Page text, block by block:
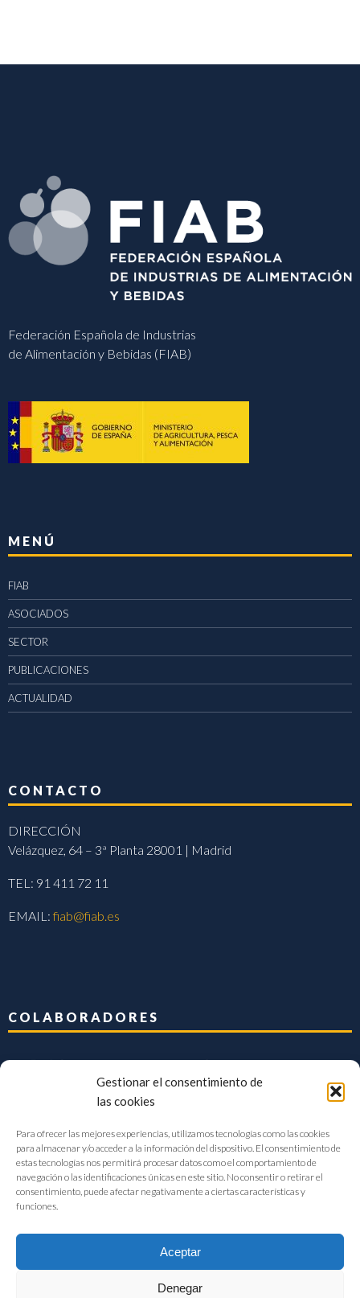
Gestionar el consentimiento de
las cookies
Para ofrecer las mejores experiencias, utilizamos tecnologías como las cookies
para almacenar y/o acceder a la información del dispositivo. El consentimiento de
estas tecnologías nos permitirá procesar datos como el comportamiento de
navegación o las identificaciones únicas en este sitio. No consentir o retirar el
consentimiento, puede afectar negativamente a ciertas características y
funciones.
Aceptar
Denegar
Federación Española de Industrias
de Alimentación y Bebidas (FIAB)
MENÚ
FIAB
ASOCIADOS
SECTOR
PUBLICACIONES
ACTUALIDAD
CONTACTO
DIRECCIÓN
Velázquez, 64 – 3ª Planta 28001 | Madrid
TEL: 91 411 72 11
EMAIL:fiab@fiab.es
COLABORADORES